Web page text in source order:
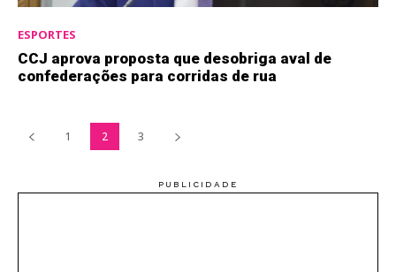
ESPORTES
CCJ aprova proposta que desobriga aval de
confederações para corridas de rua
1 2 3